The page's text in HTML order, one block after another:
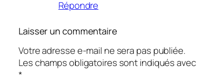
Répondre
Laisser un commentaire
Votre adresse e-mail ne sera pas publiée.
Les champs obligatoires sont indiqués avec
*